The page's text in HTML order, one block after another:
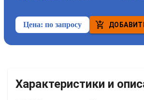
Цена: по запросу
Характеристики и